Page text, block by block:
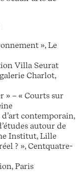
», Le
Villa Seurat
Charlot,
» – « Courts sur
contemporain,
autour de
Institut, Lille
? », Centquatre-
Paris